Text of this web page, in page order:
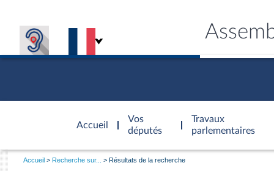
Accueil
d'accueil
Vos
députés
Travaux
parlementaires
Vous
Accueil Recherche sur... Résultats de la recherche